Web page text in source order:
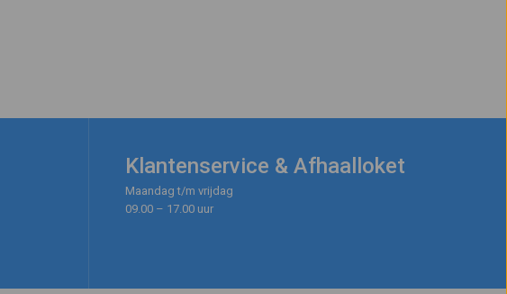
Klantenservice & Afhaalloket
Maandag t/m vrijdag
09.00 – 17.00 uur